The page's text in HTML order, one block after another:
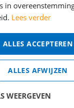
worden uiteraard
minder snel dan
kan je ons
in
Lees verder
ALLES ACCEPTEREN
ALLES AFWIJZEN
WEERGEVEN